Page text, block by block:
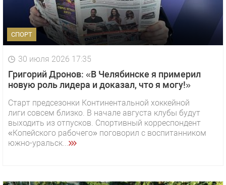
СПОРТ
30 июля 2026 17:35
Григорий Дронов: «В Челябинске я примерил
новую роль лидера и доказал, что я могу!»
Старт предсезонки Континентальной хоккейной
лиги совсем близко. В начале августа клубы будут
выходить из отпусков. Спортивный корреспондент
«Копейского рабочего» поговорил с воспитанником
южно-уральск...